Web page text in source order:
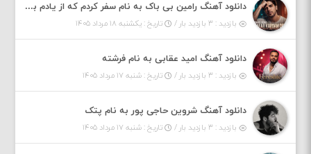
دانلود آهنگ رامین بی باک به نام سفر کردم که از یادم بری دیدم نمیشه
بازدید : ۳ بازدید بار / تاریخ : یکشنبه ۱۸ مرداد ۱۴۰۵
دانلود آهنگ امید عقابی به نام فرشته
بازدید : ۳ بازدید بار / تاریخ : شنبه ۱۷ مرداد ۱۴۰۵
دانلود آهنگ شروین حاجی پور به نام پتک
بازدید : ۳ بازدید بار / تاریخ : شنبه ۱۷ مرداد ۱۴۰۵